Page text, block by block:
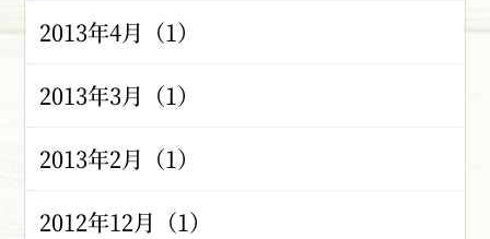
2013年4月（1）
2013年3月（1）
2013年2月（1）
2012年12月（1）